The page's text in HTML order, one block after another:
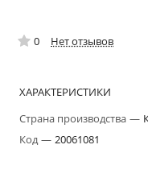
0 Нет отзывов
ХАРАКТЕРИСТИКИ
Страна производства —
Код— 20061081